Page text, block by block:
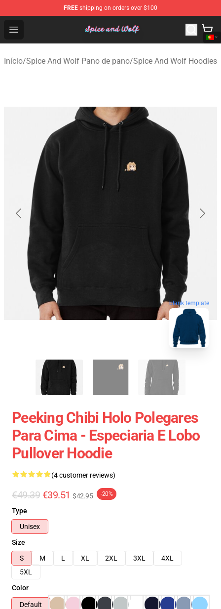
FREE shipping on orders over $100
Open menu
Spice And Wolf Store - Official Spice And Wolf
Início/Spice And Wolf Pano de pano/Spice And Wolf Hoodies
blank template
Peeking Chibi Holo Polegares
Para Cima - Especiaria E Lobo
Pullover Hoodie
(4 customer reviews)
€49.39 €39.51 $42.95 -20%
Type
Unisex
Size
S
M L XL 2XL 3XL
4XL
5XL
Color
Default